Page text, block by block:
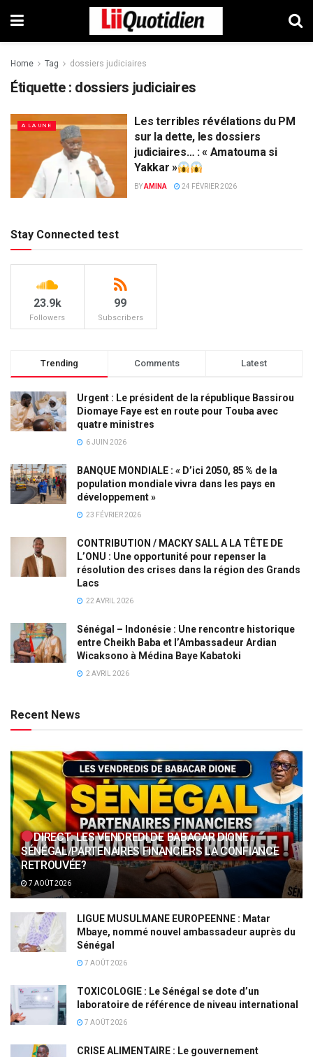
Home Tag dossiers judiciaires
Étiquette : dossiers judiciaires
A LA UNE
Les terribles révélations du PM
sur la dette, les dossiers
judiciaires… : « Amatouma si
Yakkar »
BYAMINA 24 FÉVRIER 2026
Stay Connected test
23.9k
Followers
99
Subscribers
Trending Comments Latest
Urgent : Le président de la république Bassirou
Diomaye Faye est en route pour Touba avec
quatre ministres
6 JUIN 2026
BANQUE MONDIALE : « D’ici 2050, 85 % de la
population mondiale vivra dans les pays en
développement »
23 FÉVRIER 2026
CONTRIBUTION / MACKY SALL A LA TÊTE DE
L’ONU : Une opportunité pour repenser la
résolution des crises dans la région des Grands
Lacs
22 AVRIL 2026
Sénégal – Indonésie : Une rencontre historique
entre Cheikh Baba et l’Ambassadeur Ardian
Wicaksono à Médina Baye Kabatoki
2 AVRIL 2026
Recent News
DIRECT: LES VENDREDI DE BABACAR DIONE :
SÉNÉGAL/PARTENAIRES FINANCIERS LA CONFIANCE
RETROUVÉE?
7 AOÛT 2026
LIGUE MUSULMANE EUROPEENNE : Matar
Mbaye, nommé nouvel ambassadeur auprès du
Sénégal
7 AOÛT 2026
TOXICOLOGIE : Le Sénégal se dote d’un
laboratoire de référence de niveau international
7 AOÛT 2026
CRISE ALIMENTAIRE : Le gouvernement